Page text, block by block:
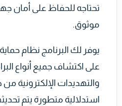
تحتاجه للحفاظ على أمان
موثوق.
يوفر لك البرنامج نظام
على اكتشاف جميع أنواع
والتهديدات الإلكترونية من
استدلالية متطورة يتم